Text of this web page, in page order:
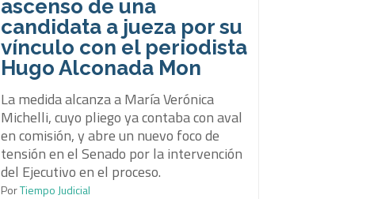
ascenso de una
candidata a jueza por su
vínculo con el periodista
Hugo Alconada Mon
La medida alcanza a María Verónica
Michelli, cuyo pliego ya contaba con aval
en comisión, y abre un nuevo foco de
tensión en el Senado por la intervención
del Ejecutivo en el proceso.
PorTiempo Judicial